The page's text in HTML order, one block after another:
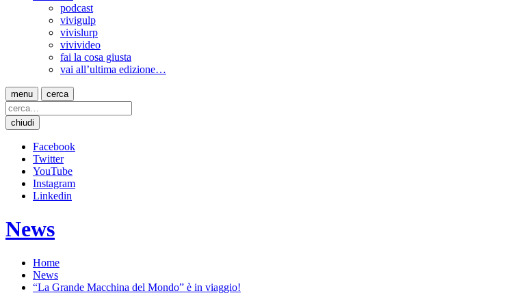
podcast
vivigulp
vivislurp
vivivideo
fai la cosa giusta
vai all’ultima edizione…
menu cerca
chiudi
Facebook
Twitter
YouTube
Instagram
Linkedin
News
Home
News
“La Grande Macchina del Mondo” è in viaggio!